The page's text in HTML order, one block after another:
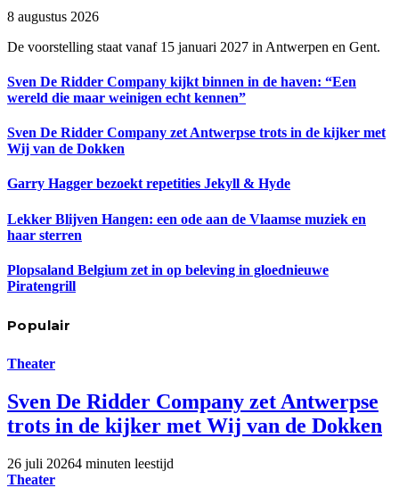
8 augustus 2026
De voorstelling staat vanaf 15 januari 2027 in Antwerpen en Gent.
Sven De Ridder Company kijkt binnen in de haven: “Een
wereld die maar weinigen echt kennen”
Sven De Ridder Company zet Antwerpse trots in de kijker met
Wij van de Dokken
Garry Hagger bezoekt repetities Jekyll & Hyde
Lekker Blijven Hangen: een ode aan de Vlaamse muziek en
haar sterren
Plopsaland Belgium zet in op beleving in gloednieuwe
Piratengrill
Populair
Theater
Sven De Ridder Company zet Antwerpse
trots in de kijker met Wij van de Dokken
26 juli 20264 minuten leestijd
Theater